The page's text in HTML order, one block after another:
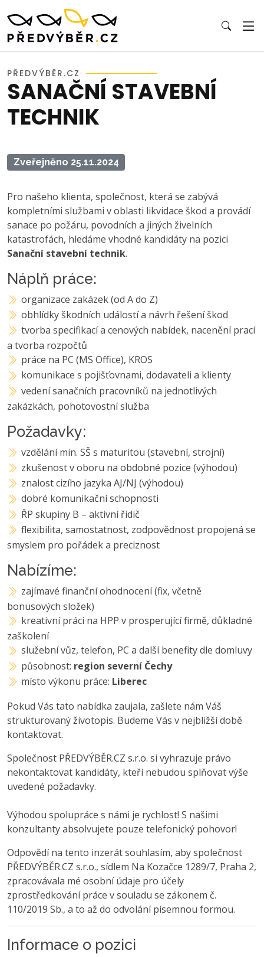
PŘEDVÝBĚR.CZ
SANAČNÍ STAVEBNÍ
TECHNIK
Zveřejněno 25.11.2024
Pro našeho klienta, společnost, která se zabývá
kompletními službami v oblasti likvidace škod a provádí
sanace po požáru, povodních a jiných živelních
katastrofách, hledáme vhodné kandidáty na pozici
Sanační stavební technik.
Náplň práce:
organizace zakázek (od A do Z)
obhlídky škodních událostí a návrh řešení škod
tvorba specifikací a cenových nabídek, nacenění prací
a tvorba rozpočtů
práce na PC (MS Office), KROS
komunikace s pojišťovnami, dodavateli a klienty
vedení sanačních pracovníků na jednotlivých
zakázkách, pohotovostní služba
Požadavky:
vzdělání min. SŠ s maturitou (stavební, strojní)
zkušenost v oboru na obdobné pozice (výhodou)
znalost cizího jazyka AJ/NJ (výhodou)
dobré komunikační schopnosti
ŘP skupiny B – aktivní řidič
flexibilita, samostatnost, zodpovědnost propojená se
smyslem pro pořádek a preciznost
Nabízíme:
zajímavé finanční ohodnocení (fix, včetně
bonusových složek)
kreativní práci na HPP v prosperující firmě, důkladné
zaškolení
služební vůz, telefon, PC a další benefity dle domluvy
působnost: region severní Čechy
místo výkonu práce: Liberec
Pokud Vás tato nabídka zaujala, zašlete nám Váš
strukturovaný životopis. Budeme Vás v nejbližší době
kontaktovat.
Společnost PŘEDVÝBĚR.CZ s.r.o. si vyhrazuje právo
nekontaktovat kandidáty, kteří nebudou splňovat výše
uvedené požadavky.
Výhodou spolupráce s námi je rychlost! S našimi
konzultanty absolvujete pouze telefonický pohovor!
Odpovědí na tento inzerát souhlasím, aby společnost
PŘEDVÝBĚR.CZ s.r.o., sídlem Na Kozačce 1289/7, Praha 2,
zpracovávala mé osobní údaje pro účely
zprostředkování práce v souladu se zákonem č.
110/2019 Sb., a to až do odvolání písemnou formou.
Informace o pozici